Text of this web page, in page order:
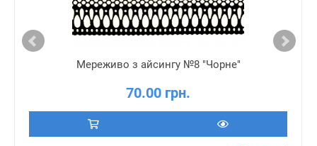
Мереживо з айсингу №8 "Чорне"
70.00 грн.